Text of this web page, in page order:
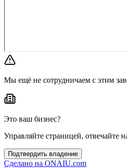
Мы ещё не сотрудничаем с этим
Это ваш бизнес?
Управляйте страницей, отвечайте
Подтвердить владение
Сделано на ONAIU.com